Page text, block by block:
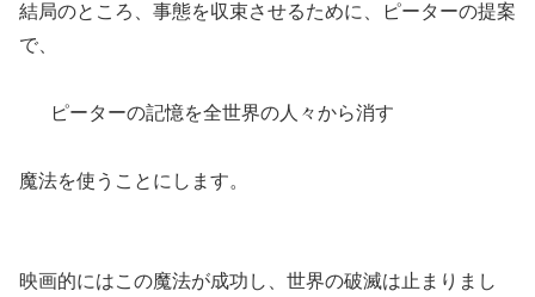
結局のところ、事態を収束させるために、ピーターの提案
で、
ピーターの記憶を全世界の人々から消す
魔法を使うことにします。
映画的にはこの魔法が成功し、世界の破滅は止まりまし